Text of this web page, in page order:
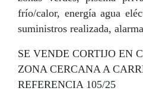
frío/calor, energía agua
suministros realizada,
SE VENDE CORTIJO EN
ZONA CERCANA A
REFERENCIA 105/25